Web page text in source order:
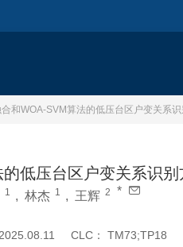
和WOA-SVM算法的低压台区户变关系识
低压台区户变关系识别
1 , 林杰 1 , 王辉 2 *
CLC：
TM73;TP18